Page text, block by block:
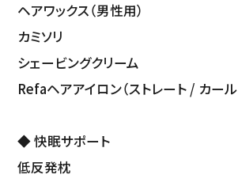
ヘアワックス（男性用）
カミソリ
シェービングクリーム
Refaヘアアイロン（ストレート / カール
◆ 快眠サポート
低反発枕